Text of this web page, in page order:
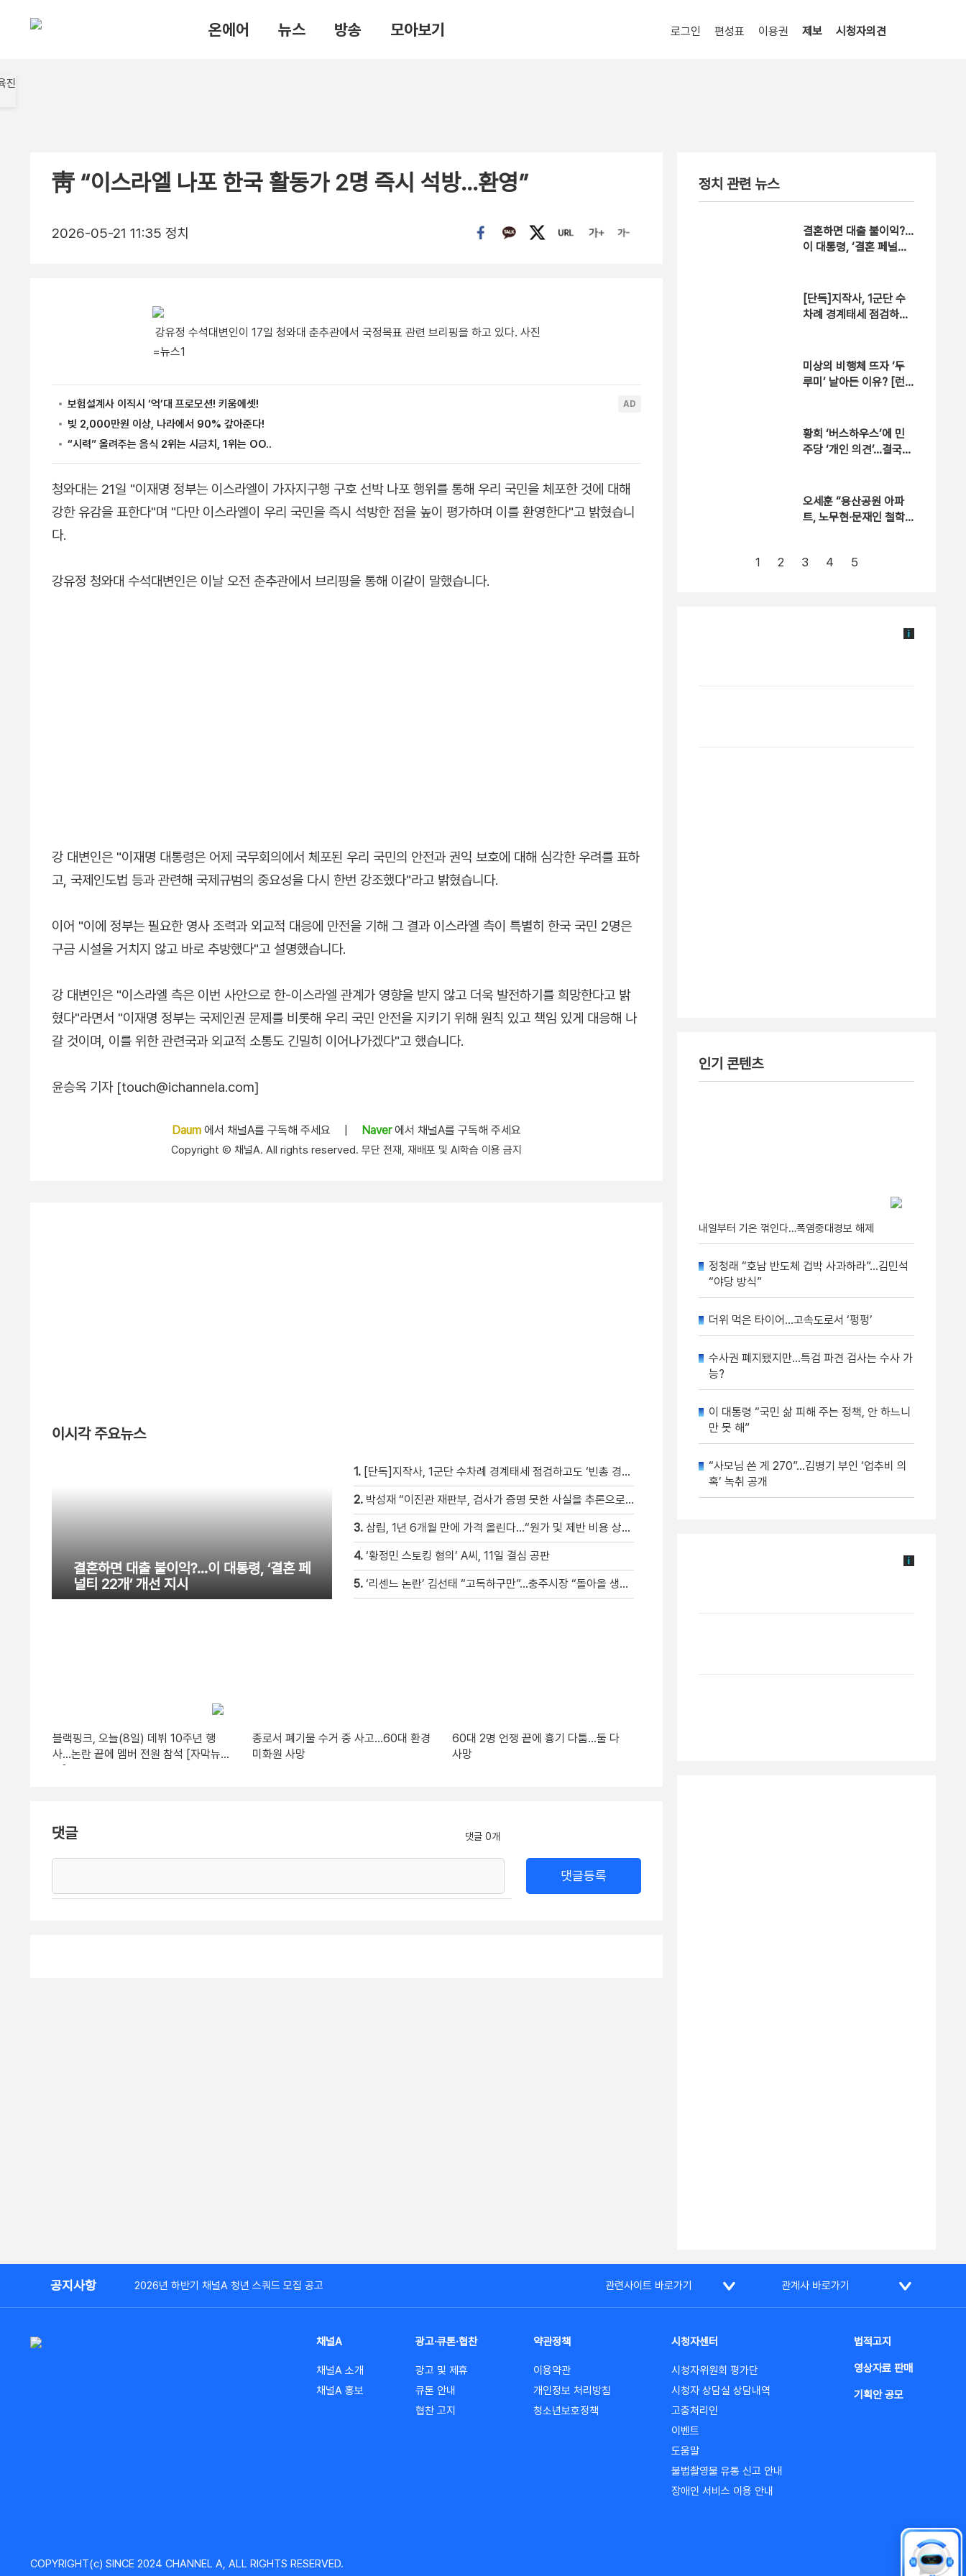
온에어 뉴스 방송 모아보기 로그인 편성표 이용권 제보 시청자의견
靑 “이스라엘 나포 한국 활동가 2명 즉시 석방…환영”
2026-05-21 11:35 정치
강유정 수석대변인이 17일 청와대 춘추관에서 국정목표 관련 브리핑을 하고 있다. 사진
=뉴스1
청와대는 21일 "이재명 정부는 이스라엘이 가자지구행 구호 선박 나포 행위를 통해 우리 국민을 체포한 것에 대해
강한 유감을 표한다"며 "다만 이스라엘이 우리 국민을 즉시 석방한 점을 높이 평가하며 이를 환영한다"고 밝혔습니
다.
강유정 청와대 수석대변인은 이날 오전 춘추관에서 브리핑을 통해 이같이 말했습니다.
강 대변인은 "이재명 대통령은 어제 국무회의에서 체포된 우리 국민의 안전과 권익 보호에 대해 심각한 우려를 표하
고, 국제인도법 등과 관련해 국제규범의 중요성을 다시 한번 강조했다"라고 밝혔습니다.
이어 "이에 정부는 필요한 영사 조력과 외교적 대응에 만전을 기해 그 결과 이스라엘 측이 특별히 한국 국민 2명은
구금 시설을 거치지 않고 바로 추방했다"고 설명했습니다.
강 대변인은 "이스라엘 측은 이번 사안으로 한-이스라엘 관계가 영향을 받지 않고 더욱 발전하기를 희망한다고 밝
혔다"라면서 "이재명 정부는 국제인권 문제를 비롯해 우리 국민 안전을 지키기 위해 원칙 있고 책임 있게 대응해 나
갈 것이며, 이를 위한 관련국과 외교적 소통도 긴밀히 이어나가겠다"고 했습니다.
윤승옥 기자 [touch@ichannela.com]
Daum 에서 채널A를 구독해 주세요 Naver에서 채널A를 구독해 주세요
Copyright Ⓒ 채널A. All rights reserved. 무단 전재, 재배포 및 AI학습 이용 금지
이시각 주요뉴스
결혼하면 대출 불이익?…이 대통령, ‘결혼 페
널티 22개’ 개선 지시
1. [단독]지작사, 1군단 수차례 경계태세 점검하고도 ‘빈총 경계’ 몰랐다
2. 박성재 “이진관 재판부, 검사가 증명 못한 사실을 추론으로 메꿔” [현장영상]
3. 삼립, 1년 6개월 만에 가격 올린다…“원가 및 제반 비용 상승” [자막뉴스]
4. ‘황정민 스토킹 혐의’ A씨, 11일 결심 공판
5. ‘리센느 논란’ 김선태 “고독하구만”…충주시장 “돌아올 생각은?”
블랙핑크, 오늘(8일) 데뷔 10주년 행
사…논란 끝에 멤버 전원 참석 [자막뉴
스]
종로서 폐기물 수거 중 사고…60대 환경
미화원 사망
60대 2명 언쟁 끝에 흉기 다툼…둘 다
사망
댓글 댓글 0개
댓글등록
정치 관련 뉴스
결혼하면 대출 불이익?…
이 대통령, ‘결혼 페널티
[단독]지작사, 1군단 수
차례 경계태세 점검하고
미상의 비행체 뜨자 ‘두
루미’ 날아든 이유? [런
황희 ‘버스하우스’에 민
주당 ‘개인 의견’…결국
오세훈 “용산공원 아파
트, 노무현·문재인 철학
1 2 3 4 5
인기 콘텐츠
내일부터 기온 꺾인다…폭염중대경보 해제
정청래 “호남 반도체 겁박 사과하라”…김민석
“야당 방식”
더위 먹은 타이어…고속도로서 ‘펑펑’
수사권 폐지됐지만…특검 파견 검사는 수사 가
능?
이 대통령 “국민 삶 피해 주는 정책, 안 하느니
만 못 해”
“사모님 쓴 게 270”…김병기 부인 ‘업추비 의
혹’ 녹취 공개
공지사항 2026년 하반기 채널A 청년 스쿼드 모집 공고 관련사이트 바로가기 관계사 바로가기
채널A
채널A 소개
채널A 홍보
광고·큐톤·협찬
광고 및 제휴
큐톤 안내
협찬 고지
약관정책
이용약관
개인정보 처리방침
청소년보호정책
시청자센터
시청자위원회 평가단
시청자 상담실 상담내역
고충처리인
이벤트
도움말
불법촬영물 유통 신고 안내
장애인 서비스 이용 안내
법적고지
영상자료 판매
기획안 공모
COPYRIGHT(c) SINCE 2024 CHANNEL A, ALL RIGHTS RESERVED.